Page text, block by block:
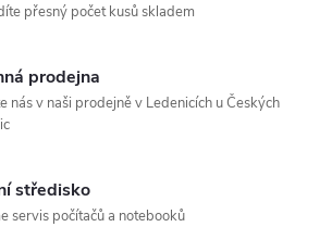
přesný počet kusů skladem
prodejna
nás v naši prodejně v Ledenicích u Českých
středisko
servis počítačů a notebooků